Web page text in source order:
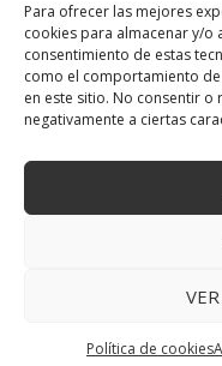
Para ofrecer las mejores
cookies para almacenar y/o
consentimiento de estas
como el comportamiento
en este sitio. No consentir
negativamente a ciertas
Política de cookies
DESIREE MARTÍN